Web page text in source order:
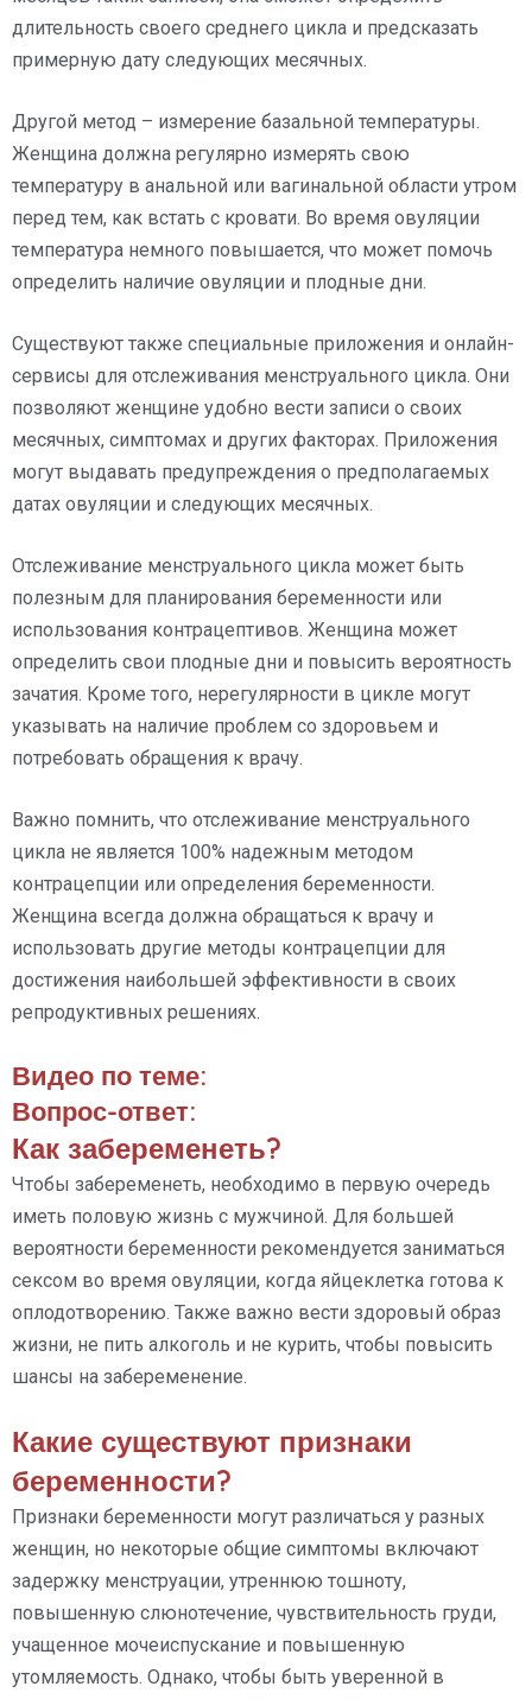
длительность своего среднего цикла и предсказать
примерную дату следующих месячных.
Другой метод – измерение базальной температуры.
Женщина должна регулярно измерять свою
температуру в анальной или вагинальной области утром
перед тем, как встать с кровати. Во время овуляции
температура немного повышается, что может помочь
определить наличие овуляции и плодные дни.
Существуют также специальные приложения и онлайн-
сервисы для отслеживания менструального цикла. Они
позволяют женщине удобно вести записи о своих
месячных, симптомах и других факторах. Приложения
могут выдавать предупреждения о предполагаемых
датах овуляции и следующих месячных.
Отслеживание менструального цикла может быть
полезным для планирования беременности или
использования контрацептивов. Женщина может
определить свои плодные дни и повысить вероятность
зачатия. Кроме того, нерегулярности в цикле могут
указывать на наличие проблем со здоровьем и
потребовать обращения к врачу.
Важно помнить, что отслеживание менструального
цикла не является 100% надежным методом
контрацепции или определения беременности.
Женщина всегда должна обращаться к врачу и
использовать другие методы контрацепции для
достижения наибольшей эффективности в своих
репродуктивных решениях.
Видео по теме:
Вопрос-ответ:
Как забеременеть?
Чтобы забеременеть, необходимо в первую очередь
иметь половую жизнь с мужчиной. Для большей
вероятности беременности рекомендуется заниматься
сексом во время овуляции, когда яйцеклетка готова к
оплодотворению. Также важно вести здоровый образ
жизни, не пить алкоголь и не курить, чтобы повысить
шансы на забеременение.
Какие существуют признаки
беременности?
Признаки беременности могут различаться у разных
женщин, но некоторые общие симптомы включают
задержку менструации, утреннюю тошноту,
повышенную слюнотечение, чувствительность груди,
учащенное мочеиспускание и повышенную
утомляемость. Однако, чтобы быть уверенной в